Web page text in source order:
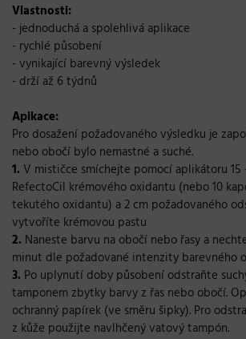
Vlastnosti:
- jednoduchá a spolehlivá aplikace
- rychlé působení
- vynikající barevný výsledek
- drží až 6 týdnů
Apikace:
Pro dosažení požadovaného výsledku je
nebo obočí bylo nemastné a suché.
1. V mističce smíchejte pomocí aplikátoru 15
RefectoCil krémového oxidantu (nebo 10
tekutého oxidantu) a 2 cm požadovaného
vytvoříte krémovou pastu
2. Naneste barvu na obočí nebo řasy a
minut dle požadované intenzity barevného
3. Po uplynutí doby působení odstraňte
tamponem zbytky barvy z řas nebo obočí.
ochranný papírek (ve směru šipky). Pro
z kůže použijte navlhčený vatový tampón.